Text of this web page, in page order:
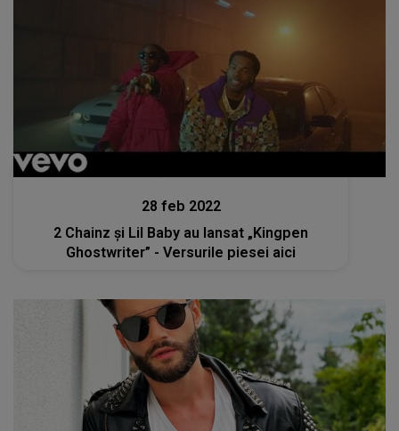
28 feb 2022
2 Chainz și Lil Baby au lansat „Kingpen
Ghostwriter” - Versurile piesei aici